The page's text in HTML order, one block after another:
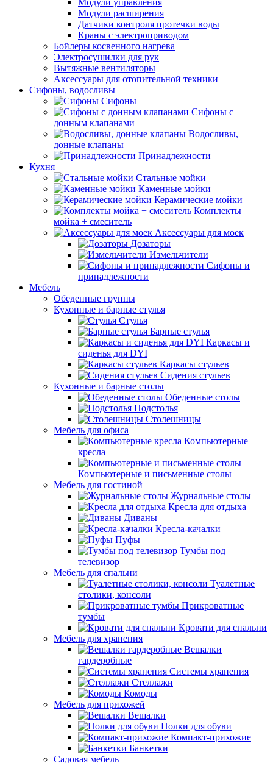
Модули управления
Модули расширения
Датчики контроля протечки воды
Краны с электроприводом
Бойлеры косвенного нагрева
Электросушилки для рук
Вытяжные вентиляторы
Аксессуары для отопительной техники
Сифоны, водосливы
Сифоны
Сифоны с
донным клапанами
Водосливы,
донные клапаны
Принадлежности
Кухня
Стальные мойки
Каменные мойки
Керамические мойки
Комплекты
мойка + смеситель
Аксессуары для моек
Дозаторы
Измельчители
Сифоны и
принадлежности
Мебель
Обеденные группы
Кухонные и барные стулья
Стулья
Барные стулья
Каркасы и
сиденья для DYI
Каркасы стульев
Сидения стульев
Кухонные и барные столы
Обеденные столы
Подстолья
Столешницы
Мебель для офиса
Компьютерные
кресла
Компьютерные и письменные столы
Мебель для гостиной
Журнальные столы
Кресла для отдыха
Диваны
Кресла-качалки
Пуфы
Тумбы под
телевизор
Мебель для спальни
Туалетные
столики, консоли
Прикроватные
тумбы
Кровати для спальни
Мебель для хранения
Вешалки
гардеробные
Системы хранения
Стеллажи
Комоды
Мебель для прихожей
Вешалки
Полки для обуви
Компакт-прихожие
Банкетки
Садовая мебель